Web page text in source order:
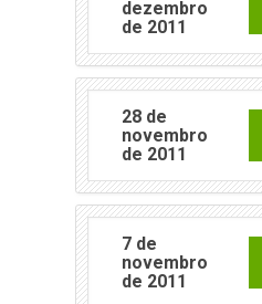
dezembro
de 2011
28 de
novembro
de 2011
7 de
novembro
de 2011